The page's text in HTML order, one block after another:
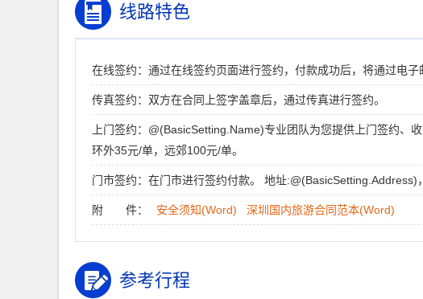
线路特色
在线签约：通过在线签约页面进行签约，付款成功后，将通过电
传真签约：双方在合同上签字盖章后，通过传真进行签约。
上门签约：@(BasicSetting.Name)专业团队为您提供上门签约
环外35元/单，远郊100元/单。
门市签约：在门市进行签约付款。 地址
附 件： 安全须知(Word) 深圳国内旅游合同范本(Word)
参考行程